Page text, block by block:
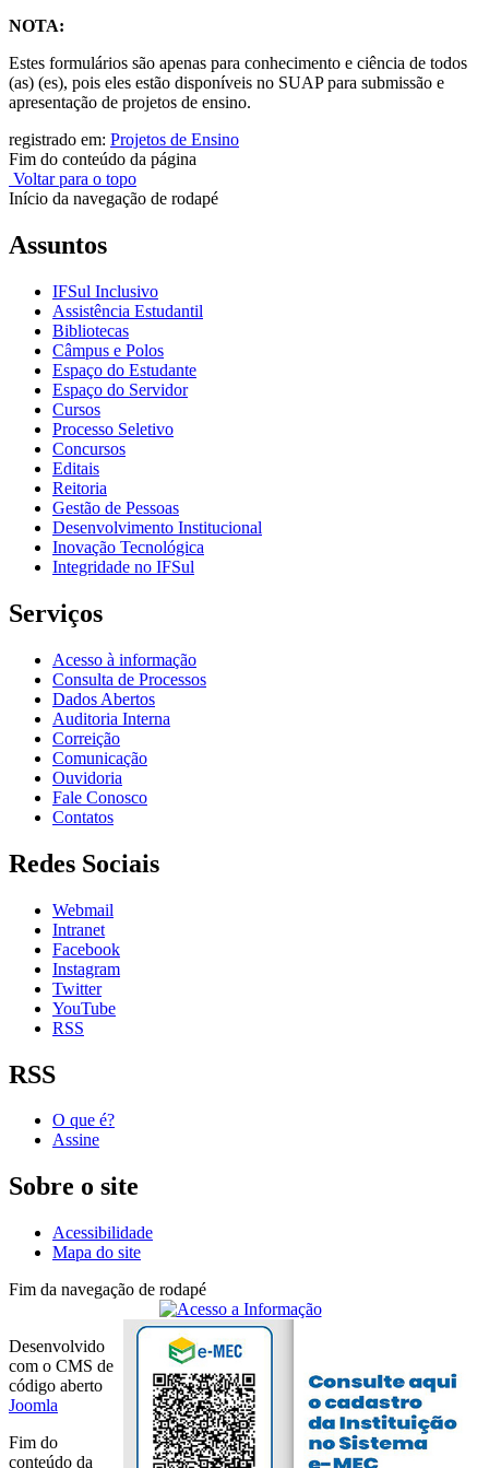
NOTA:
Estes formulários são apenas para conhecimento e ciência de todos
(as) (es), pois eles estão disponíveis no SUAP para submissão e
apresentação de projetos de ensino.
registrado em: Projetos de Ensino
Fim do conteúdo da página
Voltar para o topo
Início da navegação de rodapé
Assuntos
IFSul Inclusivo
Assistência Estudantil
Bibliotecas
Câmpus e Polos
Espaço do Estudante
Espaço do Servidor
Cursos
Processo Seletivo
Concursos
Editais
Reitoria
Gestão de Pessoas
Desenvolvimento Institucional
Inovação Tecnológica
Integridade no IFSul
Serviços
Acesso à informação
Consulta de Processos
Dados Abertos
Auditoria Interna
Correição
Comunicação
Ouvidoria
Fale Conosco
Contatos
Redes Sociais
Webmail
Intranet
Facebook
Instagram
Twitter
YouTube
RSS
RSS
O que é?
Assine
Sobre o site
Acessibilidade
Mapa do site
Fim da navegação de rodapé
Desenvolvido
com o CMS de
código aberto
Joomla
Fim do
conteúdo da